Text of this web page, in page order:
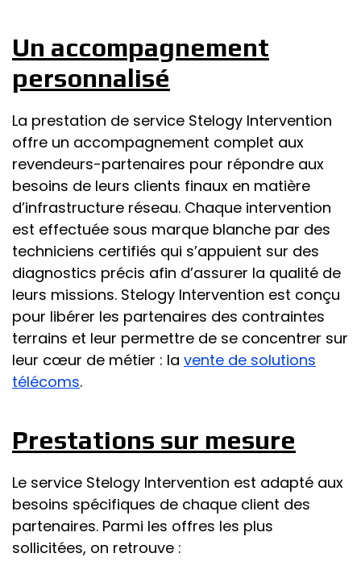
Un accompagnement
personnalisé
La prestation de service Stelogy Intervention
offre un accompagnement complet aux
revendeurs-partenaires pour répondre aux
besoins de leurs clients finaux en matière
d’infrastructure réseau. Chaque intervention
est effectuée sous marque blanche par des
techniciens certifiés qui s’appuient sur des
diagnostics précis afin d’assurer la qualité de
leurs missions. Stelogy Intervention est conçu
pour libérer les partenaires des contraintes
terrains et leur permettre de se concentrer sur
leur cœur de métier : la vente de solutions
télécoms.
Prestations sur mesure
Le service Stelogy Intervention est adapté aux
besoins spécifiques de chaque client des
partenaires. Parmi les offres les plus
sollicitées, on retrouve :